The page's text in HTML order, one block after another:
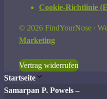
Cookie-Richtlinie
© 2026 FindYourNose ∙
Marketing
Vertrag widerrufen
Startseite
Samarpan P. Powels –